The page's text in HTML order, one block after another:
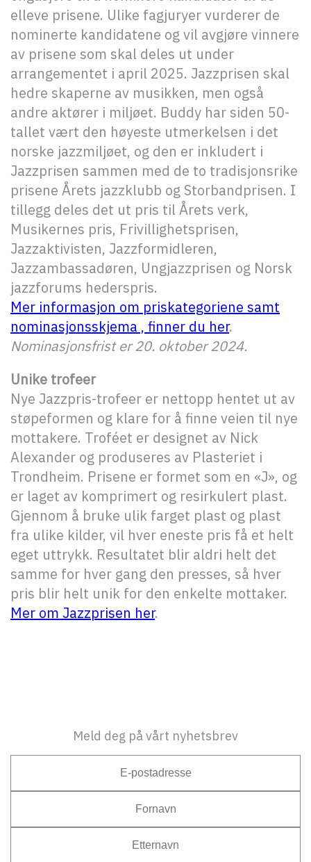
elleve prisene. Ulike fagjuryer vurderer de
nominerte kandidatene og vil avgjøre vinnere
av prisene som skal deles ut under
arrangementet i april 2025. Jazzprisen skal
hedre skaperne av musikken, men også
andre aktører i miljøet. Buddy har siden 50-
tallet vært den høyeste utmerkelsen i det
norske jazzmiljøet, og den er inkludert i
Jazzprisen sammen med de to tradisjonsrike
prisene Årets jazzklubb og Storbandprisen. I
tillegg deles det ut pris til Årets verk,
Musikernes pris, Frivillighetsprisen,
Jazzaktivisten, Jazzformidleren,
Jazzambassadøren, Ungjazzprisen og Norsk
jazzforums hederspris.
Mer informasjon om priskategoriene samt
nominasjonsskjema , finner du her.
Nominasjonsfrist er 20. oktober 2024.
Unike trofeer
Nye Jazzpris-trofeer er nettopp hentet ut av
støpeformen og klare for å finne veien til nye
mottakere. Troféet er designet av Nick
Alexander og produseres av Plasteriet i
Trondheim. Prisene er formet som en «J», og
er laget av komprimert og resirkulert plast.
Gjennom å bruke ulik farget plast og plast
fra ulike kilder, vil hver eneste pris få et helt
eget uttrykk. Resultatet blir aldri helt det
samme for hver gang den presses, så hver
pris blir helt unik for den enkelte mottaker.
Mer om Jazzprisen her.
Meld deg på vårt nyhetsbrev